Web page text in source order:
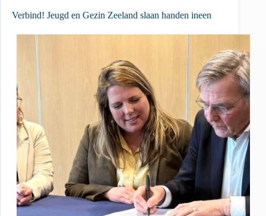
Verbind! Jeugd en Gezin Zeeland slaan handen ineen